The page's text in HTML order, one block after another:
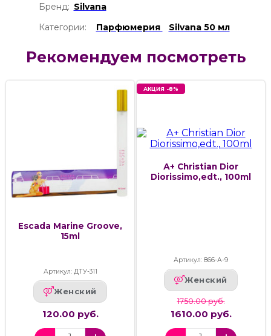
Бренд: Silvana
Категории:
Парфюмерия Silvana 50 мл
Рекомендуем посмотреть
Escada Marine Groove,
15ml
Артикул: ДТУ-311
Женский
120.00 руб.
АКЦИЯ -8%
А+ Christian Dior
Diorissimo,edt., 100ml
Артикул: 866-А-9
Женский
1750.00 руб.
1610.00 руб.